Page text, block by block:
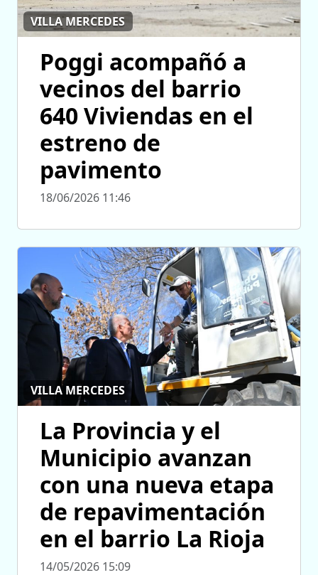
VILLA MERCEDES
Poggi acompañó a
vecinos del barrio
640 Viviendas en el
estreno de
pavimento
18/06/2026 11:46
VILLA MERCEDES
La Provincia y el
Municipio avanzan
con una nueva etapa
de repavimentación
en el barrio La Rioja
14/05/2026 15:09